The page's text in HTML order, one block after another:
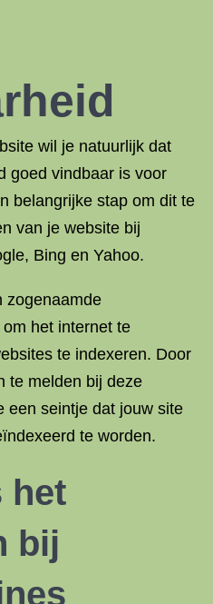
wil je natuurlijk dat
goed vindbaar is voor
belangrijke stap om dit te
van je website bij
Bing en Yahoo.
zogenaamde
om het internet te
te indexeren. Door
te melden bij deze
een seintje dat jouw site
te worden.
het
bij